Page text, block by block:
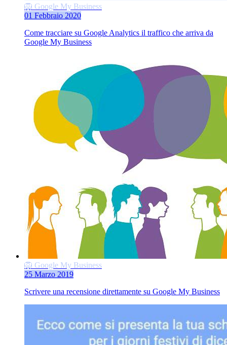
🦁 Google My Business
01 Febbraio 2020
Come tracciare su Google Analytics il traffico che arriva da
Google My Business
🦁 Google My Business
25 Marzo 2019
Scrivere una recensione direttamente su Google My Business